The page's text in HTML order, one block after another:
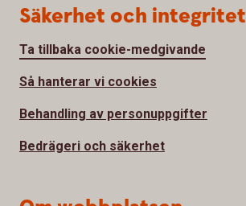
Säkerhet och integritet
Ta tillbaka cookie-medgivande
Så hanterar vi cookies
Behandling av personuppgifter
Bedrägeri och säkerhet